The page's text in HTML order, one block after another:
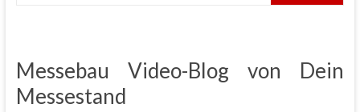
Messebau Video-Blog von Dein
Messestand